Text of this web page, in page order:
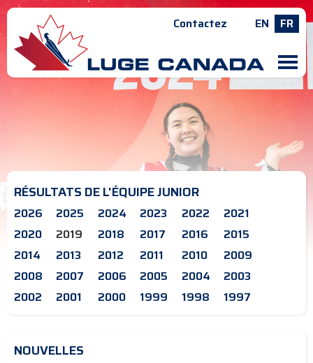
Contactez EN FR
M
RÉSULTATS DE L'ÉQUIPE JUNIOR
2026 2025 2024 2023 2022
2021
2020
2019 2018 2017 2016
2015
2014
2013 2012 2011 2010
2009
2008
2007 2006 2005 2004
2003
2002
2001 2000 1999 1998 1997
NOUVELLES